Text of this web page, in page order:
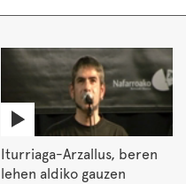
Iturriaga-Arzallus, beren
lehen aldiko gauzen